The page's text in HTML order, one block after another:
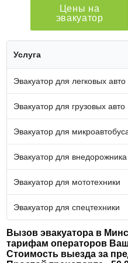
Цены на
эвакуатор
Услуга
Эвакуатор для легковых авто
Эвакуатор для грузовых авто
Эвакуатор для
Эвакуатор для внедорожника
Эвакуатор для мототехники
Эвакуатор для спецтехники
Вызов эвакуатора в
тарифам операторов
Стоимость выезда за